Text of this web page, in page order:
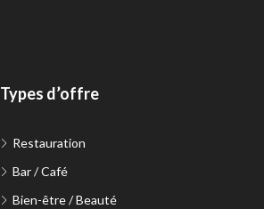
Types d’offre
Restauration
Bar / Café
Bien-être / Beauté